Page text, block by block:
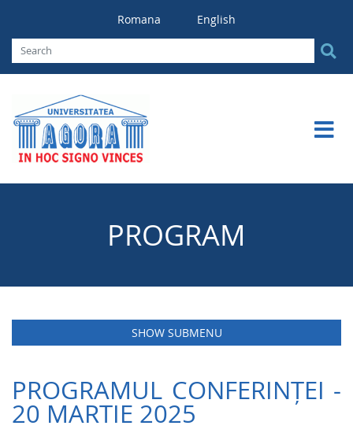
Romana English
PROGRAM
SHOW SUBMENU
PROGRAMUL CONFERINȚEI -
20 MARTIE 2025